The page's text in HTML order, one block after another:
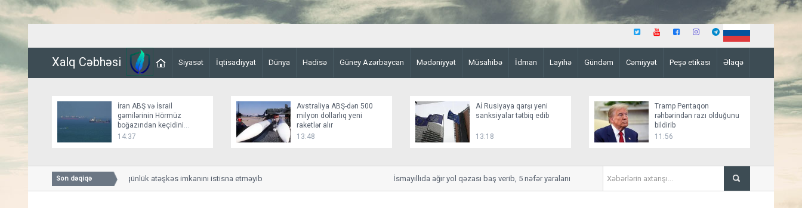
Xalq Cəbhəsi Siyasət İqtisadiyyat Dünya Hadisə Güney Azərbaycan Mədəniyyət Müsahibə İdman Layihə Gündəm Cəmiyyət Peşə etikası Əlaqə
İran ABŞ və İsrail
gəmilərinin Hörmüz
boğazından keçidini
bağlayır
14:37
Avstraliya ABŞ-dən 500
milyon dollarlıq yeni
raketlər alır
13:48
Aİ Rusiyaya qarşı yeni
sanksiyalar tətbiq edib
13:18
Tramp Pentaqon
rəhbərindən razı olduğunu
bildirib
11:56
Son dəqiqə
Bessent İranla 60 günlük atəşkəs imkanını istisna etməyib İsmayıllıda ağır yol qəzası baş verib, 5 nəfər yaralanıb
Mirziyoyev və Tramp
ediblər